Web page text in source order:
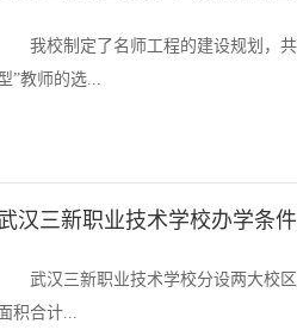
我校制定了名师工程的建设规划，
”教师的选...
汉三新职业技术学校办学条
武汉三新职业技术学校分设两大校
积合计...